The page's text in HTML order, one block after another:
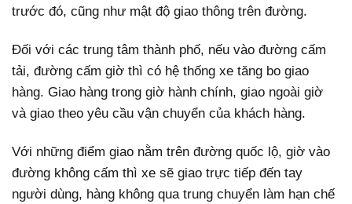
trước đó, cũng như mật độ giao thông trên đường.
Đối với các trung tâm thành phố, nếu vào đường cấm
tải, đường cấm giờ thì có hệ thống xe tăng bo giao
hàng. Giao hàng trong giờ hành chính, giao ngoài giờ
và giao theo yêu cầu vận chuyển của khách hàng.
Với những điểm giao nằm trên đường quốc lộ, giờ vào
đường không cấm thì xe sẽ giao trực tiếp đến tay
người dùng, hàng không qua trung chuyển làm hạn chế